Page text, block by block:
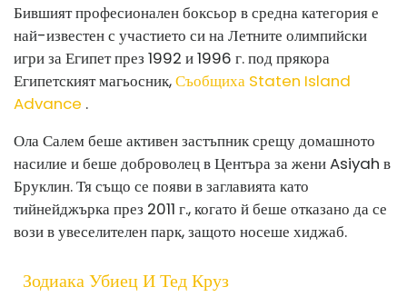
Бившият професионален боксьор в средна категория е
най-известен с участието си на Летните олимпийски
игри за Египет през 1992 и 1996 г. под прякора
Египетският магьосник,Съобщиха Staten Island
Advance .
Ола Салем беше активен застъпник срещу домашното
насилие и беше доброволец в Центъра за жени Asiyah в
Бруклин. Тя също се появи в заглавията като
тийнейджърка през 2011 г., когато й беше отказано да се
вози в увеселителен парк, защото носеше хиджаб.
Зодиака Убиец И Тед Круз